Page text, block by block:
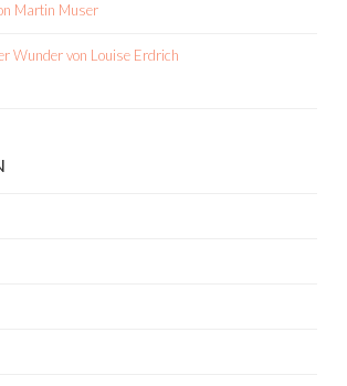
Martin Muser
Wunder von Louise Erdrich